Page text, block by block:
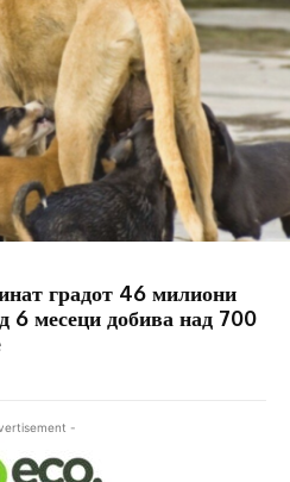
градот 46 милиони
6 месеци добива над 700
-